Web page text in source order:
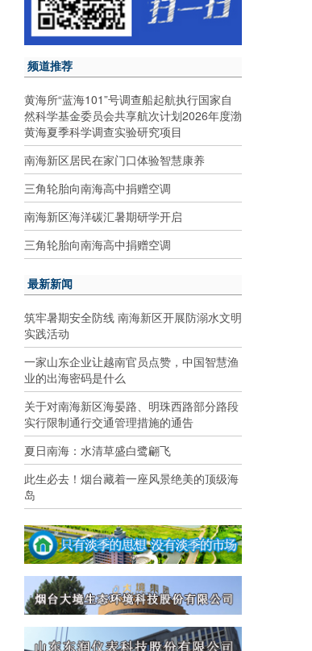
频道推荐
黄海所“蓝海101”号调查船起航执行国家自
然科学基金委员会共享航次计划2026年度渤
黄海夏季科学调查实验研究项目
南海新区居民在家门口体验智慧康养
三角轮胎向南海高中捐赠空调
南海新区海洋碳汇暑期研学开启
三角轮胎向南海高中捐赠空调
最新新闻
筑牢暑期安全防线 南海新区开展防溺水文明
实践活动
一家山东企业让越南官员点赞，中国智慧渔
业的出海密码是什么
关于对南海新区海晏路、明珠西路部分路段
实行限制通行交通管理措施的通告
夏日南海：水清草盛白鹭翩飞
此生必去！烟台藏着一座风景绝美的顶级海
岛